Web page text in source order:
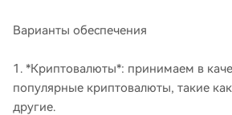
Варианты обеспечения
1. *Криптовалюты*: принимаем в
популярные криптовалюты, такие
другие.